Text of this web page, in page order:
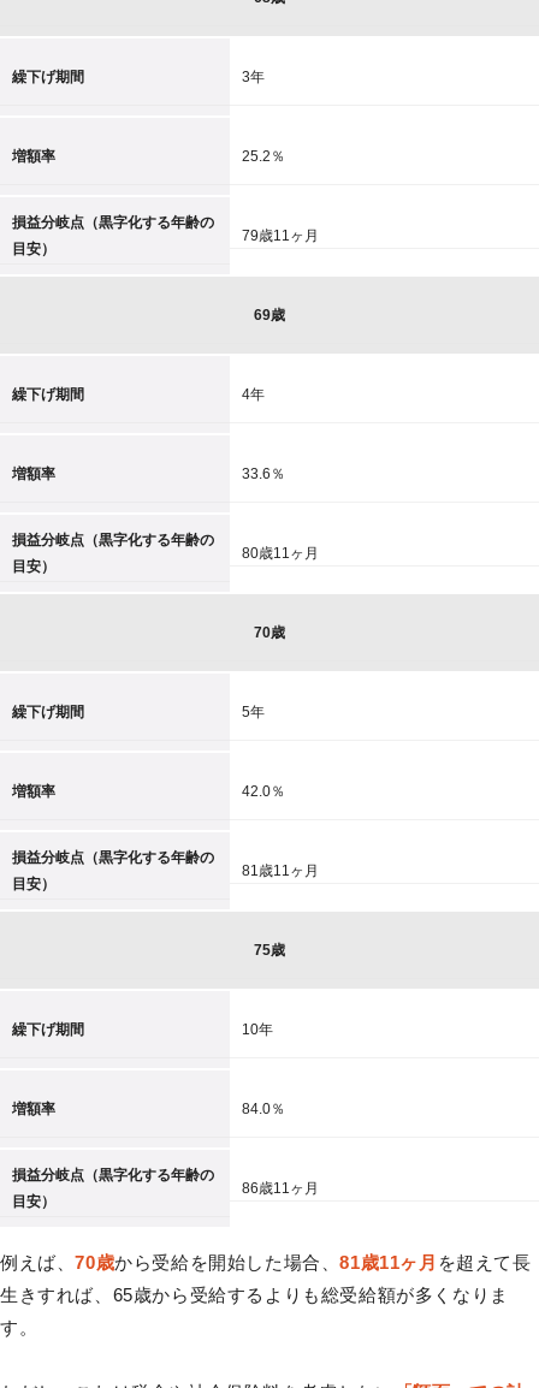
繰下げ期間 3年
増額率 25.2％
損益分岐点（黒字化する年齢の
目安）
79歳11ヶ月
69歳
繰下げ期間 4年
増額率 33.6％
損益分岐点（黒字化する年齢の
目安）
80歳11ヶ月
70歳
繰下げ期間 5年
増額率 42.0％
損益分岐点（黒字化する年齢の
目安）
81歳11ヶ月
75歳
繰下げ期間 10年
増額率 84.0％
損益分岐点（黒字化する年齢の
目安）
86歳11ヶ月
例えば、70歳から受給を開始した場合、81歳11ヶ月 を超えて長
生きすれば、65歳から受給するよりも総受給額が多くなりま
す。